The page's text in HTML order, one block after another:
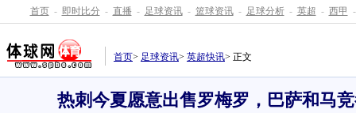
首页 - 即时比分 - 直播 - 足球资讯 - 篮球资讯 - 足球分析 - 英超 - 西甲 -
首页> 足球资讯> 英超快讯> 正文
热刺今夏愿意出售罗梅罗，巴萨和马